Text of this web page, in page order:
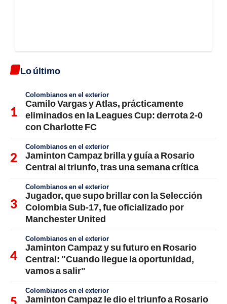
Lo último
Colombianos en el exterior
Camilo Vargas y Atlas, prácticamente
eliminados en la Leagues Cup: derrota 2-0
con Charlotte FC
Colombianos en el exterior
Jaminton Campaz brilla y guía a Rosario
Central al triunfo, tras una semana crítica
Colombianos en el exterior
Jugador, que supo brillar con la Selección
Colombia Sub-17, fue oficializado por
Manchester United
Colombianos en el exterior
Jaminton Campaz y su futuro en Rosario
Central: "Cuando llegue la oportunidad,
vamos a salir"
Colombianos en el exterior
Jaminton Campaz le dio el triunfo a Rosario